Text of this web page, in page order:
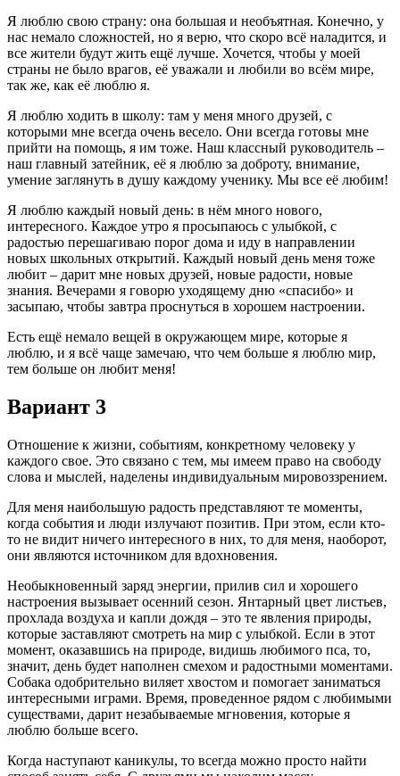
Я люблю свою страну: она большая и необъятная. Конечно, у
нас немало сложностей, но я верю, что скоро всё наладится, и
все жители будут жить ещё лучше. Хочется, чтобы у моей
страны не было врагов, её уважали и любили во всём мире,
так же, как её люблю я.
Я люблю ходить в школу: там у меня много друзей, с
которыми мне всегда очень весело. Они всегда готовы мне
прийти на помощь, я им тоже. Наш классный руководитель –
наш главный затейник, её я люблю за доброту, внимание,
умение заглянуть в душу каждому ученику. Мы все её любим!
Я люблю каждый новый день: в нём много нового,
интересного. Каждое утро я просыпаюсь с улыбкой, с
радостью перешагиваю порог дома и иду в направлении
новых школьных открытий. Каждый новый день меня тоже
любит – дарит мне новых друзей, новые радости, новые
знания. Вечерами я говорю уходящему дню «спасибо» и
засыпаю, чтобы завтра проснуться в хорошем настроении.
Есть ещё немало вещей в окружающем мире, которые я
люблю, и я всё чаще замечаю, что чем больше я люблю мир,
тем больше он любит меня!
Вариант 3
Отношение к жизни, событиям, конкретному человеку у
каждого свое. Это связано с тем, мы имеем право на свободу
слова и мыслей, наделены индивидуальным мировоззрением.
Для меня наибольшую радость представляют те моменты,
когда события и люди излучают позитив. При этом, если кто-
то не видит ничего интересного в них, то для меня, наоборот,
они являются источником для вдохновения.
Необыкновенный заряд энергии, прилив сил и хорошего
настроения вызывает осенний сезон. Янтарный цвет листьев,
прохлада воздуха и капли дождя – это те явления природы,
которые заставляют смотреть на мир с улыбкой. Если в этот
момент, оказавшись на природе, видишь любимого пса, то,
значит, день будет наполнен смехом и радостными моментами.
Собака одобрительно виляет хвостом и помогает заниматься
интересными играми. Время, проведенное рядом с любимыми
существами, дарит незабываемые мгновения, которые я
люблю больше всего.
Когда наступают каникулы, то всегда можно просто найти